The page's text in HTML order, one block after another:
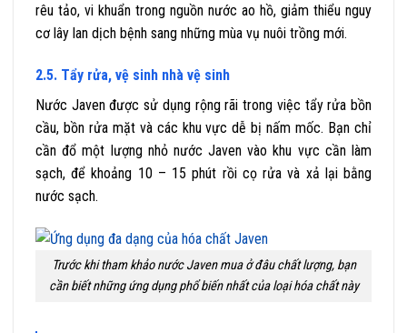
rêu tảo, vi khuẩn trong nguồn nước ao hồ, giảm thiểu nguy
cơ lây lan dịch bệnh sang những mùa vụ nuôi trồng mới.
2.5. Tẩy rửa, vệ sinh nhà vệ sinh
Nước Javen được sử dụng rộng rãi trong việc tẩy rửa bồn
cầu, bồn rửa mặt và các khu vực dễ bị nấm mốc. Bạn chỉ
cần đổ một lượng nhỏ nước Javen vào khu vực cần làm
sạch, để khoảng 10 – 15 phút rồi cọ rửa và xả lại bằng
nước sạch.
Trước khi tham khảo nước Javen mua ở đâu chất lượng, bạn
cần biết những ứng dụng phổ biến nhất của loại hóa chất này